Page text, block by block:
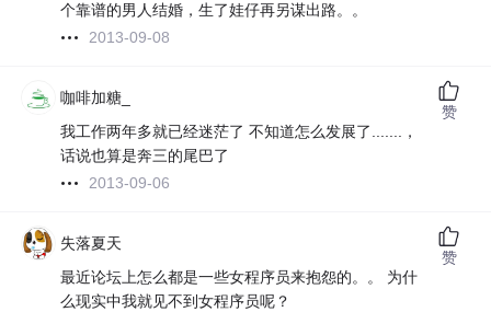
个靠谱的男人结婚，生了娃仔再另谋出路。。
2013-09-08
咖啡加糖_
我工作两年多就已经迷茫了 不知道怎么发展了.......，
话说也算是奔三的尾巴了
2013-09-06
赞
失落夏天
最近论坛上怎么都是一些女程序员来抱怨的。。 为什
么现实中我就见不到女程序员呢？
赞